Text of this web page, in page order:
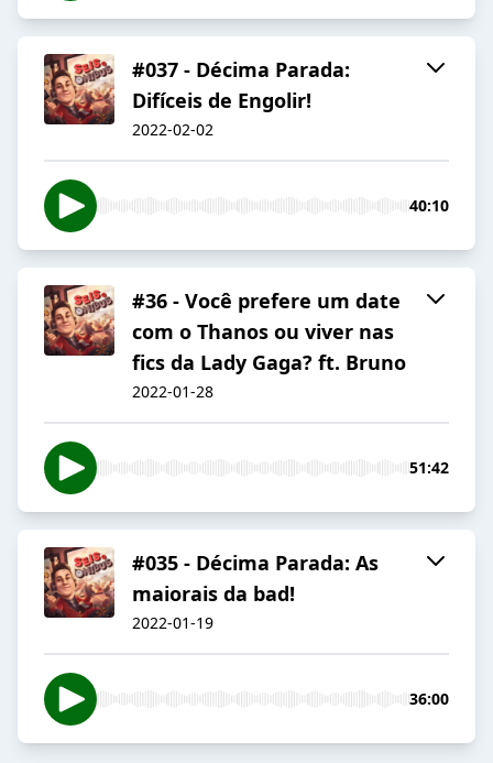
#037 - Décima Parada:
Difíceis de Engolir!
2022-02-02
40:10
#36 - Você prefere um date
com o Thanos ou viver nas
fics da Lady Gaga? ft. Bruno
2022-01-28
51:42
#035 - Décima Parada: As
maiorais da bad!
2022-01-19
36:00